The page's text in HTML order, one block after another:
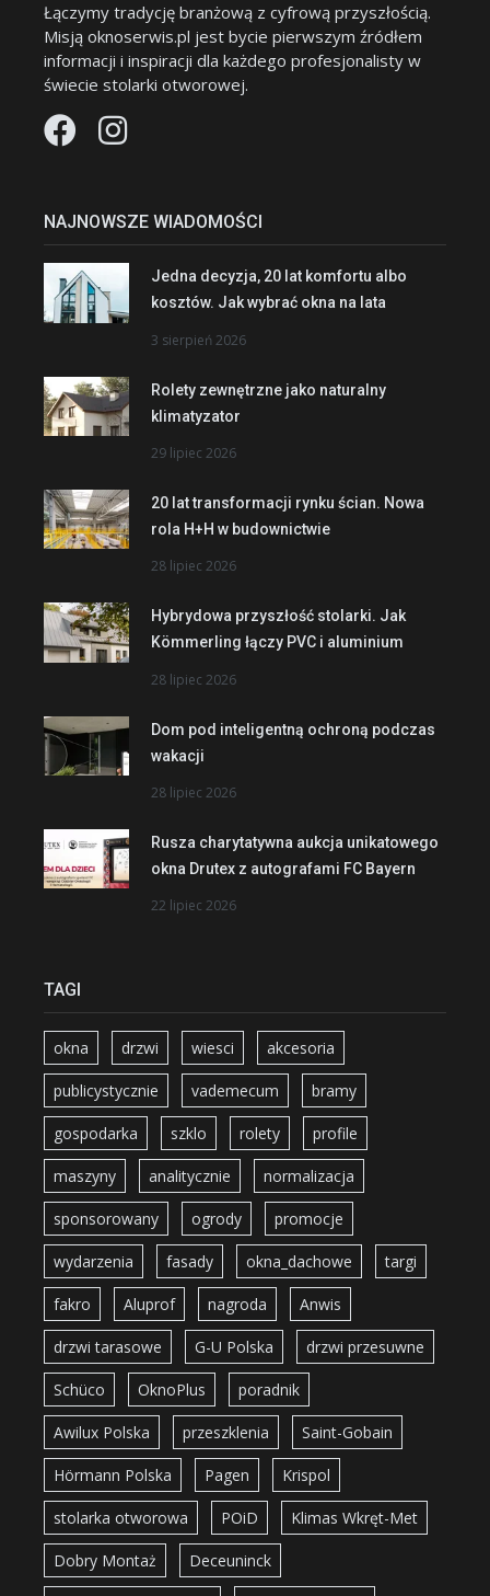
Łączymy tradycję branżową z cyfrową przyszłością.
Misją oknoserwis.pl jest bycie pierwszym źródłem
informacji i inspiracji dla każdego profesjonalisty w
świecie stolarki otworowej.
NAJNOWSZE WIADOMOŚCI
Jedna decyzja, 20 lat komfortu albo
kosztów. Jak wybrać okna na lata
3 sierpień 2026
Rolety zewnętrzne jako naturalny
klimatyzator
29 lipiec 2026
20 lat transformacji rynku ścian. Nowa
rola H+H w budownictwie
28 lipiec 2026
Hybrydowa przyszłość stolarki. Jak
Kömmerling łączy PVC i aluminium
28 lipiec 2026
Dom pod inteligentną ochroną podczas
wakacji
28 lipiec 2026
Rusza charytatywna aukcja unikatowego
okna Drutex z autografami FC Bayern
22 lipiec 2026
TAGI
okna drzwi wiesci akcesoria
publicystycznie vademecum bramy
gospodarka szklo rolety profile
maszyny analitycznie normalizacja
sponsorowany ogrody promocje
wydarzenia fasady okna_dachowe targi
fakro Aluprof nagroda Anwis
drzwi tarasowe G-U Polska drzwi przesuwne
Schüco OknoPlus poradnik
Awilux Polska przeszklenia Saint-Gobain
Hörmann Polska Pagen Krispol
stolarka otworowa POiD Klimas Wkręt-Met
Dobry Montaż Deceuninck